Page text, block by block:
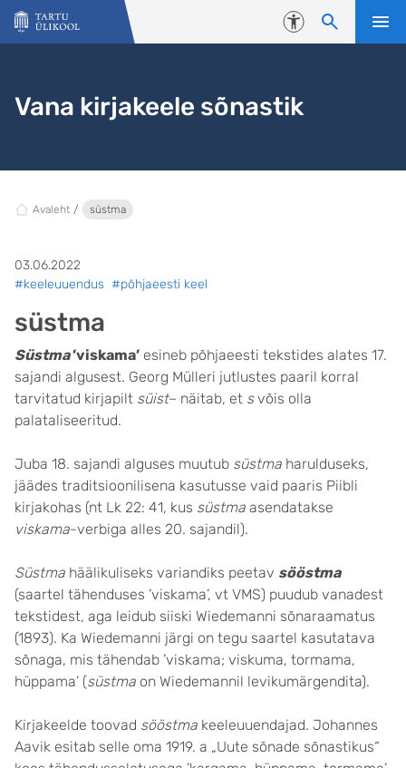
Liigu edasi põhisisu juurde
Juurdepääsetavus
Vana kirjakeele sõnastik
Avaleht süstma
03.06.2022
#keeleuuendus #põhjaeesti keel
süstma
Süstma’viskama’ esineb põhjaeesti tekstides alates 17.
sajandi algusest. Georg Mülleri jutlustes paaril korral
tarvitatud kirjapilt süist– näitab, et svõis olla
palataliseeritud.
Juba 18. sajandi alguses muutub süstma harulduseks,
jäädes traditsioonilisena kasutusse vaid paaris Piibli
kirjakohas (nt Lk 22: 41, kus süstma asendatakse
viskama-verbiga alles 20. sajandil).
Süstma häälikuliseks variandiks peetav sööstma
(saartel tähenduses ’viskama’, vt VMS) puudub vanadest
tekstidest, aga leidub siiski Wiedemanni sõnaraamatus
(1893). Ka Wiedemanni järgi on tegu saartel kasutatava
sõnaga, mis tähendab ’viskama; viskuma, tormama,
hüppama’ (süstma on Wiedemannil levikumärgendita).
Kirjakeelde toovad sööstma keeleuuendajad. Johannes
Aavik esitab selle oma 1919. a „Uute sõnade sõnastikus“